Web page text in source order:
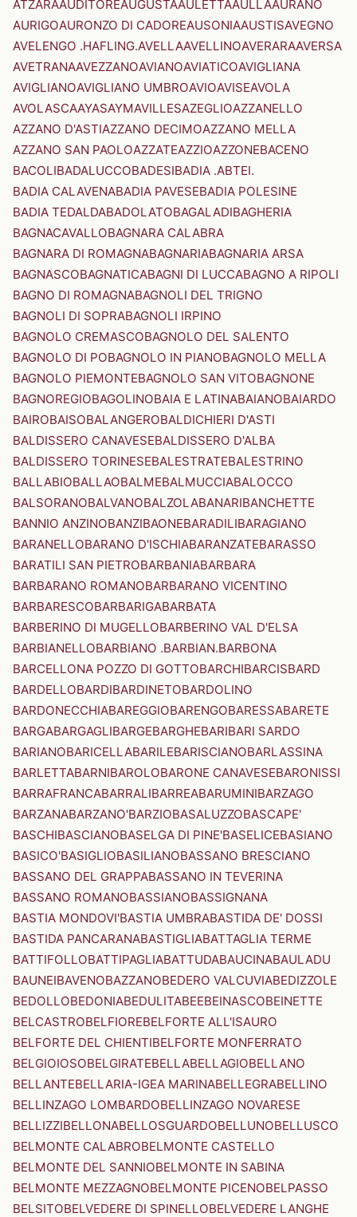
ATZARAAUDITOREAUGUSTAAULETTAAULLAAURANO
AURIGOAURONZO DI CADOREAUSONIAAUSTISAVEGNO
AVELENGO .HAFLING.AVELLAAVELLINOAVERARAAVERSA
AVETRANAAVEZZANOAVIANOAVIATICOAVIGLIANA
AVIGLIANOAVIGLIANO UMBROAVIOAVISEAVOLA
AVOLASCAAYASAYMAVILLESAZEGLIOAZZANELLO
AZZANO D'ASTIAZZANO DECIMOAZZANO MELLA
AZZANO SAN PAOLOAZZATEAZZIOAZZONEBACENO
BACOLIBADALUCCOBADESIBADIA .ABTEI.
BADIA CALAVENABADIA PAVESEBADIA POLESINE
BADIA TEDALDABADOLATOBAGALADIBAGHERIA
BAGNACAVALLOBAGNARA CALABRA
BAGNARA DI ROMAGNABAGNARIABAGNARIA ARSA
BAGNASCOBAGNATICABAGNI DI LUCCABAGNO A RIPOLI
BAGNO DI ROMAGNABAGNOLI DEL TRIGNO
BAGNOLI DI SOPRABAGNOLI IRPINO
BAGNOLO CREMASCOBAGNOLO DEL SALENTO
BAGNOLO DI POBAGNOLO IN PIANOBAGNOLO MELLA
BAGNOLO PIEMONTEBAGNOLO SAN VITOBAGNONE
BAGNOREGIOBAGOLINOBAIA E LATINABAIANOBAIARDO
BAIROBAISOBALANGEROBALDICHIERI D'ASTI
BALDISSERO CANAVESEBALDISSERO D'ALBA
BALDISSERO TORINESEBALESTRATEBALESTRINO
BALLABIOBALLAOBALMEBALMUCCIABALOCCO
BALSORANOBALVANOBALZOLABANARIBANCHETTE
BANNIO ANZINOBANZIBAONEBARADILIBARAGIANO
BARANELLOBARANO D'ISCHIABARANZATEBARASSO
BARATILI SAN PIETROBARBANIABARBARA
BARBARANO ROMANOBARBARANO VICENTINO
BARBARESCOBARBARIGABARBATA
BARBERINO DI MUGELLOBARBERINO VAL D'ELSA
BARBIANELLOBARBIANO .BARBIAN.BARBONA
BARCELLONA POZZO DI GOTTOBARCHIBARCISBARD
BARDELLOBARDIBARDINETOBARDOLINO
BARDONECCHIABAREGGIOBARENGOBARESSABARETE
BARGABARGAGLIBARGEBARGHEBARIBARI SARDO
BARIANOBARICELLABARILEBARISCIANOBARLASSINA
BARLETTABARNIBAROLOBARONE CANAVESEBARONISSI
BARRAFRANCABARRALIBARREABARUMINIBARZAGO
BARZANABARZANO'BARZIOBASALUZZOBASCAPE'
BASCHIBASCIANOBASELGA DI PINE'BASELICEBASIANO
BASICO'BASIGLIOBASILIANOBASSANO BRESCIANO
BASSANO DEL GRAPPABASSANO IN TEVERINA
BASSANO ROMANOBASSIANOBASSIGNANA
BASTIA MONDOVI'BASTIA UMBRABASTIDA DE' DOSSI
BASTIDA PANCARANABASTIGLIABATTAGLIA TERME
BATTIFOLLOBATTIPAGLIABATTUDABAUCINABAULADU
BAUNEIBAVENOBAZZANOBEDERO VALCUVIABEDIZZOLE
BEDOLLOBEDONIABEDULITABEEBEINASCOBEINETTE
BELCASTROBELFIOREBELFORTE ALL'ISAURO
BELFORTE DEL CHIENTIBELFORTE MONFERRATO
BELGIOIOSOBELGIRATEBELLABELLAGIOBELLANO
BELLANTEBELLARIA-IGEA MARINABELLEGRABELLINO
BELLINZAGO LOMBARDOBELLINZAGO NOVARESE
BELLIZZIBELLONABELLOSGUARDOBELLUNOBELLUSCO
BELMONTE CALABROBELMONTE CASTELLO
BELMONTE DEL SANNIOBELMONTE IN SABINA
BELMONTE MEZZAGNOBELMONTE PICENOBELPASSO
BELSITOBELVEDERE DI SPINELLOBELVEDERE LANGHE